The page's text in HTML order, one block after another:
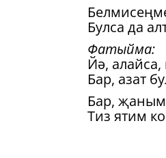
Булса да
Фатыйма:
Йә,
Бар, азат
Бар,
Тиз ятим